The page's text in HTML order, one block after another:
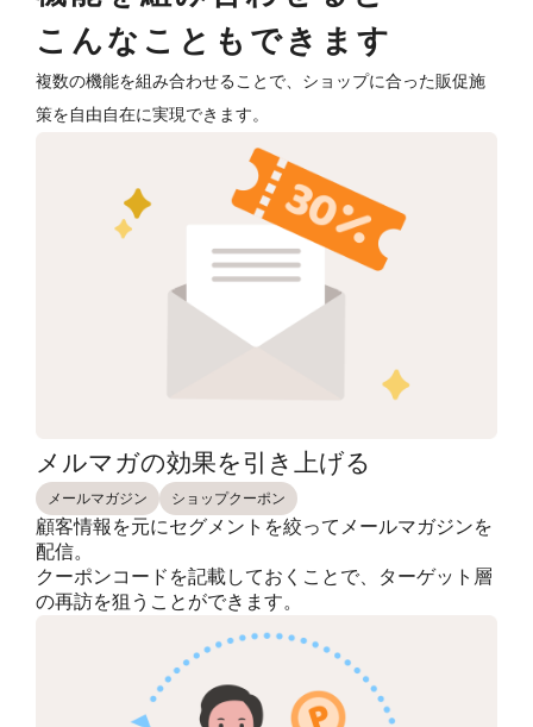
こんなこともできます
複数の機能を組み合わせることで、ショップに合った販促施
策を自由自在に実現できます。
メルマガの効果を引き上げる
メールマガジン ショップクーポン
顧客情報を元にセグメントを絞ってメールマガジンを
配信。
クーポンコードを記載しておくことで、ターゲット層
の再訪を狙うことができます。